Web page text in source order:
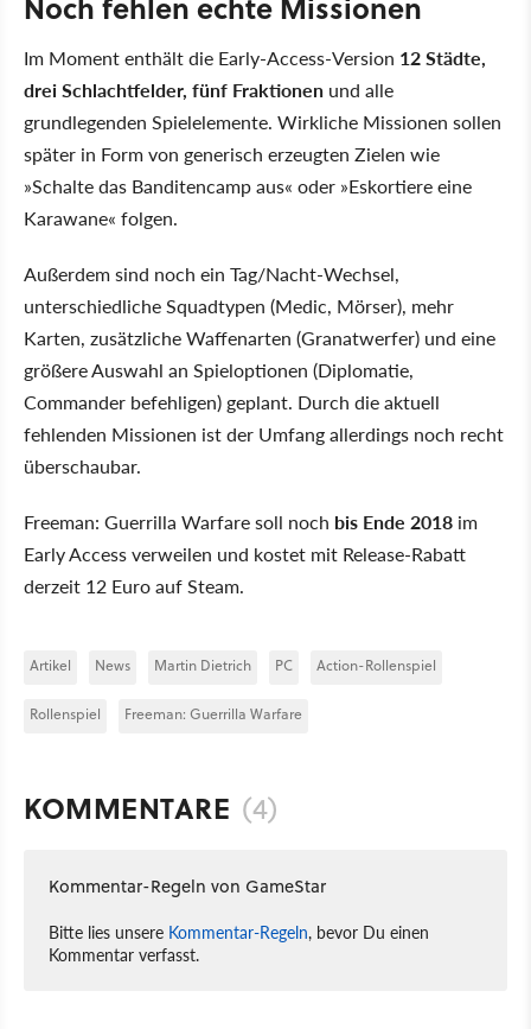
Im Moment enthält die Early-Access-Version 12 Städte,
drei Schlachtfelder, fünf Fraktionen und alle
grundlegenden Spielelemente. Wirkliche Missionen sollen
später in Form von generisch erzeugten Zielen wie
»Schalte das Banditencamp aus« oder »Eskortiere eine
Karawane« folgen.
Außerdem sind noch ein Tag/Nacht-Wechsel,
unterschiedliche Squadtypen (Medic, Mörser), mehr
Karten, zusätzliche Waffenarten (Granatwerfer) und eine
größere Auswahl an Spieloptionen (Diplomatie,
Commander befehligen) geplant. Durch die aktuell
fehlenden Missionen ist der Umfang allerdings noch recht
überschaubar.
Freeman: Guerrilla Warfare soll noch bis Ende 2018 im
Early Access verweilen und kostet mit Release-Rabatt
derzeit 12 Euro auf Steam.
Artikel News Martin Dietrich PC Action-Rollenspiel
Rollenspiel Freeman: Guerrilla Warfare
KOMMENTARE (4)
Kommentar-Regeln von GameStar
Bitte lies unsere Kommentar-Regeln, bevor Du einen
Kommentar verfasst.